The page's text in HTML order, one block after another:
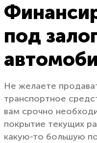
под
Не желаете
транспортное
вам срочно
покрытие текущих
какую-то большую